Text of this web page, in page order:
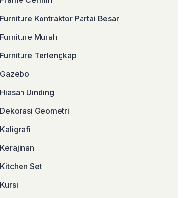
Furniture Kontraktor Partai Besar
Furniture Murah
Furniture Terlengkap
Gazebo
Hiasan Dinding
Dekorasi Geometri
Kaligrafi
Kerajinan
Kitchen Set
Kursi